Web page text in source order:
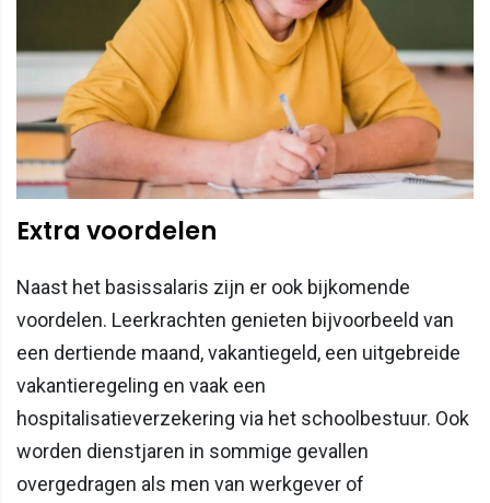
Extra voordelen
Naast het basissalaris zijn er ook bijkomende
voordelen. Leerkrachten genieten bijvoorbeeld van
een dertiende maand, vakantiegeld, een uitgebreide
vakantieregeling en vaak een
hospitalisatieverzekering via het schoolbestuur. Ook
worden dienstjaren in sommige gevallen
overgedragen als men van werkgever of